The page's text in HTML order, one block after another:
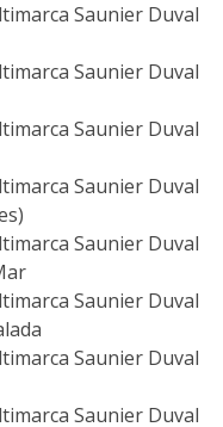
Saunier Duval
Saunier Duval
Saunier Duval
Saunier Duval
Saunier Duval
Saunier Duval
Saunier Duval
Saunier Duval